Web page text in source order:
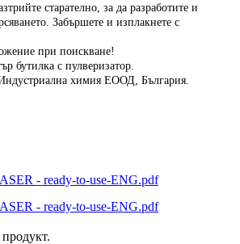
старателно, за да разработите и
Забършете и изплакнете с
при поискване!
бутилка с пулверизатор.
химия ЕООД, България.
- ready-to-use-ENG.pdf
- ready-to-use-ENG.pdf